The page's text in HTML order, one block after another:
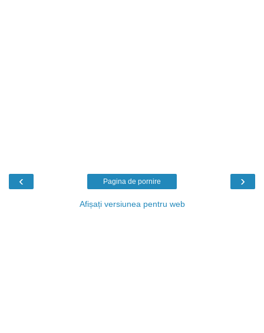
‹ ›
Pagina de pornire
Afișați versiunea pentru web